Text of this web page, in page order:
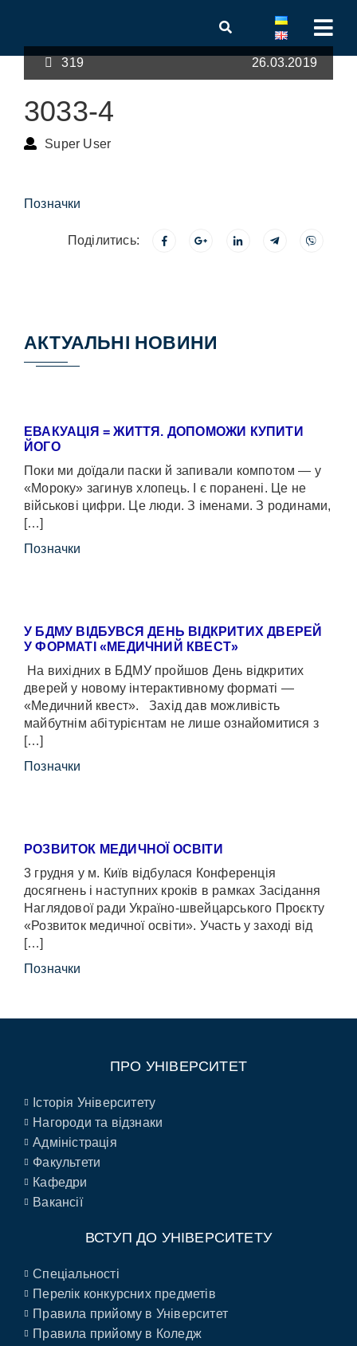
319 26.03.2019
3033-4
Super User
Позначки
Поділитись:
АКТУАЛЬНІ НОВИНИ
ЕВАКУАЦІЯ = ЖИТТЯ. ДОПОМОЖИ КУПИТИ
ЙОГО
Поки ми доїдали паски й запивали компотом — у
«Мороку» загинув хлопець. І є поранені. Це не
військові цифри. Це люди. З іменами. З родинами,
[…]
Позначки
У БДМУ ВІДБУВСЯ ДЕНЬ ВІДКРИТИХ ДВЕРЕЙ
У ФОРМАТІ «МЕДИЧНИЙ КВЕСТ»
На вихідних в БДМУ пройшов День відкритих
дверей у новому інтерактивному форматі —
«Медичний квест». Захід дав можливість
майбутнім абітурієнтам не лише ознайомитися з
[…]
Позначки
РОЗВИТОК МЕДИЧНОЇ ОСВІТИ
3 грудня у м. Київ відбулася Конференція
досягнень і наступних кроків в рамках Засідання
Наглядової ради Україно-швейцарського Проєкту
«Розвиток медичної освіти». Участь у заході від
[…]
Позначки
ПРО УНІВЕРСИТЕТ
Історія Університету
Нагороди та відзнаки
Адміністрація
Факультети
Кафедри
Вакансії
ВСТУП ДО УНІВЕРСИТЕТУ
Спеціальності
Перелік конкурсних предметів
Правила прийому в Університет
Правила прийому в Коледж